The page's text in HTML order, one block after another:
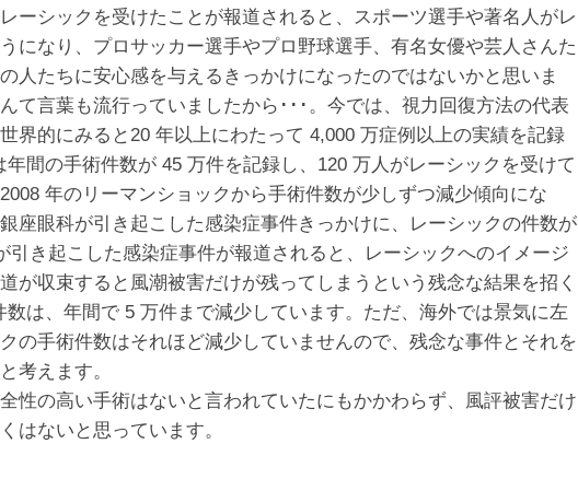
ーシックを受けたことが報道されると、スポーツ選手や著名人がレ
になり、プロサッカー選手やプロ野球選手、有名女優や芸人さんた
人たちに安心感を与えるきっかけになったのではないかと思いま
て言葉も流行っていましたから･･･。今では、視力回復方法の代表
界的にみると20 年以上にわたって 4,000 万症例以上の実績を記録
間の手術件数が 45 万件を記録し、120 万人がレーシックを受けて
年のリーマンショックから手術件数が少しずつ減少傾向にな
座眼科が引き起こした感染症事件きっかけに、レーシックの件数が
引き起こした感染症事件が報道されると、レーシックへのイメージ
が収束すると風潮被害だけが残ってしまうという残念な結果を招く
は、年間で 5 万件まで減少しています。ただ、海外では景気に左
の手術件数はそれほど減少していませんので、残念な事件とそれを
考えます。
性の高い手術はないと言われていたにもかかわらず、風評被害だけ
はないと思っています。